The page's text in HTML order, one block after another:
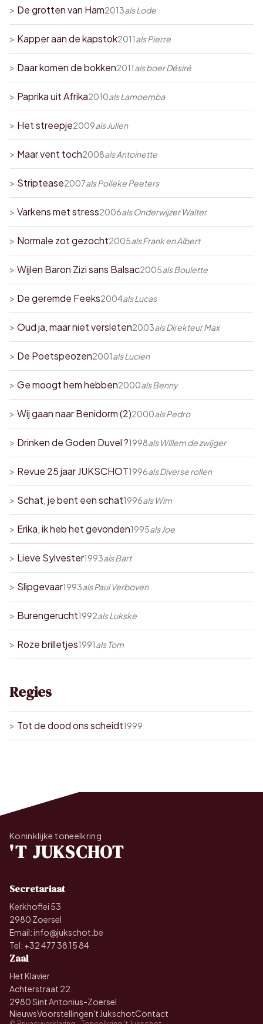
> De grotten van Ham2013alsLode
> Kapper aan de kapstok2011alsPierre
> Daar komen de bokken2011alsboer Désiré
> Paprika uit Afrika2010alsLamoemba
> Het streepje2009alsJulien
> Maar vent toch2008alsAntoinette
> Striptease2007alsPolleke Peeters
> Varkens met stress2006alsOnderwijzer Walter
> Normale zot gezocht2005alsFrank en Albert
> Wijlen Baron Zizi sans Balsac2005alsBoulette
> De geremde Feeks2004alsLucas
> Oud ja, maar niet versleten2003alsDirekteur Max
> De Poetspeozen2001alsLucien
> Ge moogt hem hebben2000alsBenny
> Wij gaan naar Benidorm (2)2000alsPedro
> Drinken de Goden Duvel ?1998alsWillem de zwijger
> Revue 25 jaar JUKSCHOT1996alsDiverse rollen
> Schat, je bent een schat1996alsWim
> Erika, ik heb het gevonden1995alsJoe
> Lieve Sylvester1993alsBart
> Slipgevaar1993alsPaul Verboven
> Burengerucht1992alsLukske
> Roze brilletjes1991alsTom
Regies
> Tot de dood ons scheidt1999
Koninklijke toneelkring
'T JUKSCHOT
Secretariaat
Kerkhoflei 53
2980 Zoersel
Email:info@jukschot.be
Tel: +32 477 38 15 84
Zaal
Het Klavier
Achterstraat 22
2980 Sint Antonius-Zoersel
NieuwsVoorstellingen't JukschotContact